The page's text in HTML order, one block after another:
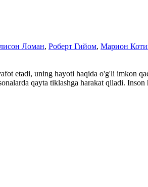
Ломан, Роберт Гийом, Марион
etadi, uning hayoti haqida o'g'li imkon
qayta tiklashga harakat qiladi.